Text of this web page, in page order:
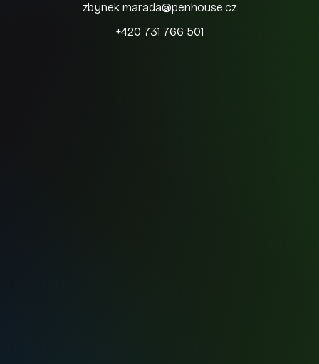
zbynek.marada@penhouse.cz
+420 731 766 501